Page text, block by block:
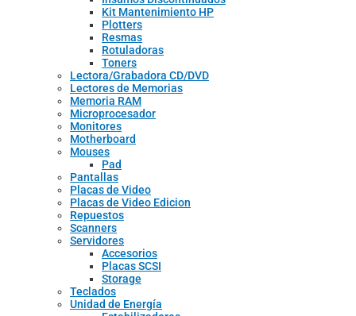
Kit Mantenimiento HP
Plotters
Resmas
Rotuladoras
Toners
Lectora/Grabadora CD/DVD
Lectores de Memorias
Memoria RAM
Microprocesador
Monitores
Motherboard
Mouses
Pad
Pantallas
Placas de Video
Placas de Video Edicion
Repuestos
Scanners
Servidores
Accesorios
Placas SCSI
Storage
Teclados
Unidad de Energía